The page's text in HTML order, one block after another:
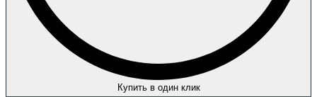
Купить в один клик